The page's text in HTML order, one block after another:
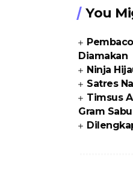
You
Diamakan
Ninja
Satres
Timsus
Gram Sabu